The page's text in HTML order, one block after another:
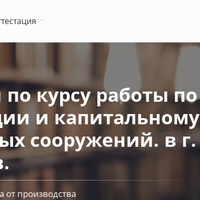
курсу работы по
и капитальному
сооружений. в г.
производства